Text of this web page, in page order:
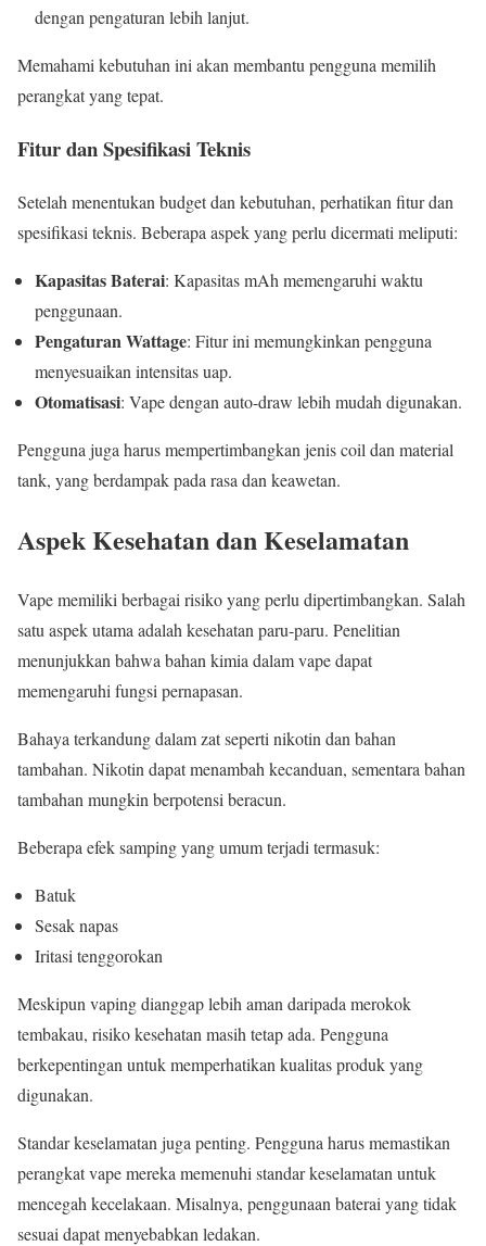
dengan pengaturan lebih lanjut.
Memahami kebutuhan ini akan membantu pengguna memilih
perangkat yang tepat.
Fitur dan Spesifikasi Teknis
Setelah menentukan budget dan kebutuhan, perhatikan fitur dan
spesifikasi teknis. Beberapa aspek yang perlu dicermati meliputi:
Kapasitas Baterai: Kapasitas mAh memengaruhi waktu
penggunaan.
Pengaturan Wattage: Fitur ini memungkinkan pengguna
menyesuaikan intensitas uap.
Otomatisasi: Vape dengan auto-draw lebih mudah digunakan.
Pengguna juga harus mempertimbangkan jenis coil dan material
tank, yang berdampak pada rasa dan keawetan.
Aspek Kesehatan dan Keselamatan
Vape memiliki berbagai risiko yang perlu dipertimbangkan. Salah
satu aspek utama adalah kesehatan paru-paru. Penelitian
menunjukkan bahwa bahan kimia dalam vape dapat
memengaruhi fungsi pernapasan.
Bahaya terkandung dalam zat seperti nikotin dan bahan
tambahan. Nikotin dapat menambah kecanduan, sementara bahan
tambahan mungkin berpotensi beracun.
Beberapa efek samping yang umum terjadi termasuk:
Batuk
Sesak napas
Iritasi tenggorokan
Meskipun vaping dianggap lebih aman daripada merokok
tembakau, risiko kesehatan masih tetap ada. Pengguna
berkepentingan untuk memperhatikan kualitas produk yang
digunakan.
Standar keselamatan juga penting. Pengguna harus memastikan
perangkat vape mereka memenuhi standar keselamatan untuk
mencegah kecelakaan. Misalnya, penggunaan baterai yang tidak
sesuai dapat menyebabkan ledakan.